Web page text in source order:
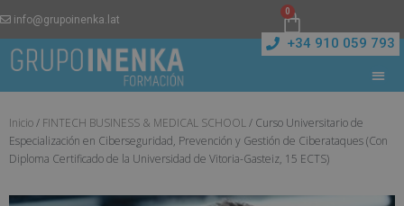
info@grupoinenka.lat
0
+34 910 059 793
Inicio/ FINTECH BUSINESS & MEDICAL SCHOOL/ Curso Universitario de
Especialización en Ciberseguridad, Prevención y Gestión de Ciberataques (Con
Diploma Certificado de la Universidad de Vitoria-Gasteiz, 15 ECTS)